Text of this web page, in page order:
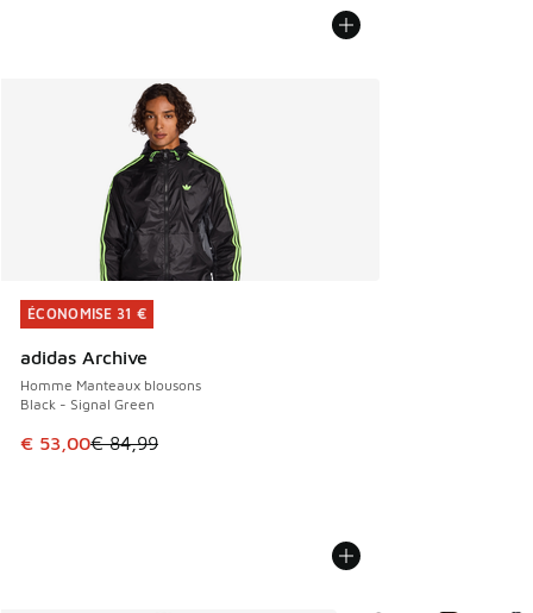
ÉCONOMISE 31 €
adidas Archive
Homme Manteaux blousons
Black - Signal Green
Cet article est en promotion. Prix en baisse de € 84,99 à
€ 53,00€ 84,99
ÉCONOMISE 31 €